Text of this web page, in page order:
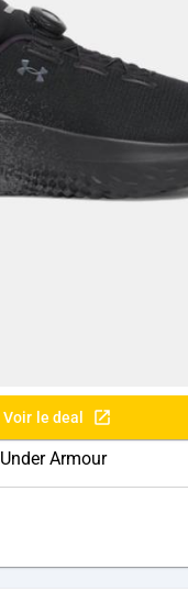
Voir le deal
Under Armour